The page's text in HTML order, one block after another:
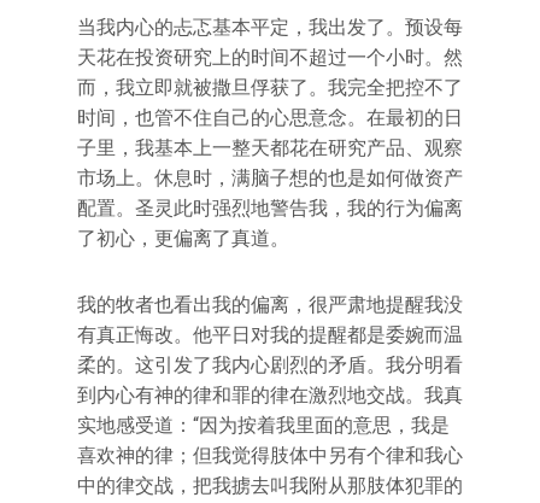
当我内心的忐忑基本平定，我出发了。预设每
天花在投资研究上的时间不超过一个小时。然
而，我立即就被撒旦俘获了。我完全把控不了
时间，也管不住自己的心思意念。在最初的日
子里，我基本上一整天都花在研究产品、观察
市场上。休息时，满脑子想的也是如何做资产
配置。圣灵此时强烈地警告我，我的行为偏离
了初心，更偏离了真道。
我的牧者也看出我的偏离，很严肃地提醒我没
有真正悔改。他平日对我的提醒都是委婉而温
柔的。这引发了我内心剧烈的矛盾。我分明看
到内心有神的律和罪的律在激烈地交战。我真
实地感受道：“因为按着我里面的意思，我是
喜欢神的律；但我觉得肢体中另有个律和我心
中的律交战，把我掳去叫我附从那肢体犯罪的